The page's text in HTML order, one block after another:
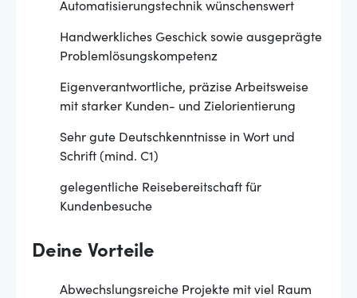
Automatisierungstechnik wünschenswert
Handwerkliches Geschick sowie ausgeprägte
Problemlösungskompetenz
Eigenverantwortliche, präzise Arbeitsweise
mit starker Kunden- und Zielorientierung
Sehr gute Deutschkenntnisse in Wort und
Schrift (mind. C1)
gelegentliche Reisebereitschaft für
Kundenbesuche
Deine Vorteile
Abwechslungsreiche Projekte mit viel Raum